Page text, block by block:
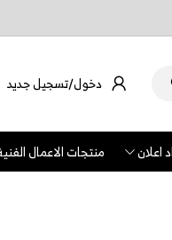
دخول/تسجيل جديد
اعلان منتجات الاعمال